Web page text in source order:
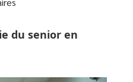
du senior en